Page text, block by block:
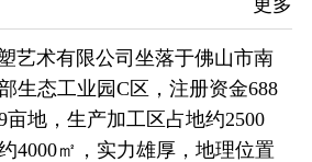
更多
艺术有限公司坐落于佛山市南
生态工业园C区，注册资金688
地，生产加工区占地约2500
4000㎡，实力雄厚，地理位置